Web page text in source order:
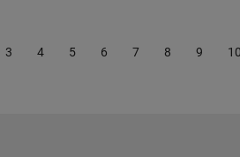
3 4 5 6 7 8 9 10